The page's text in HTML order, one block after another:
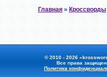
Главная » Кроссворды
© 2010 - 2026
Все права
Политика